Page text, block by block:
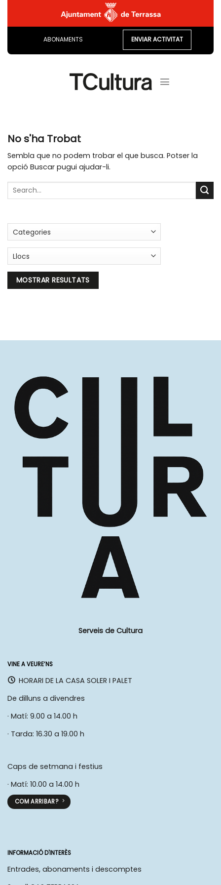
content
ABONAMENTS ENVIAR ACTIVITAT
No s'ha Trobat
Sembla que no podem trobar el que busca. Potser la
opció Buscar pugui ajudar-li.
Serveis de Cultura
VINE A VEURE’NS
HORARI DE LA CASA SOLER I PALET
De dilluns a divendres
· Matí: 9.00 a 14.00 h
· Tarda: 16.30 a 19.00 h
Caps de setmana i festius
· Matí: 10.00 a 14.00 h
COM ARRIBAR?
INFORMACIÓ D'INTERÈS
Entrades, abonaments i descomptes